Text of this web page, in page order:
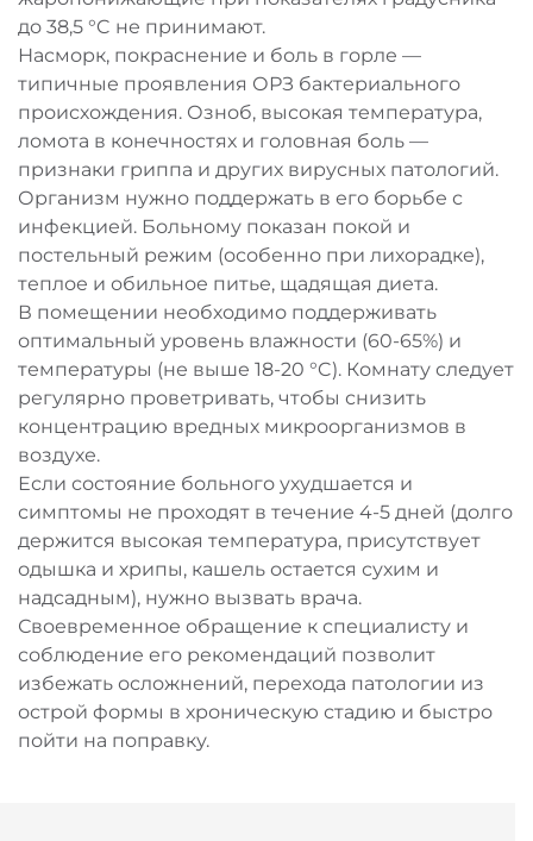
жаропонижающие при показателях градусника
до 38,5 °C не принимают.
Насморк, покраснение и боль в горле —
типичные проявления ОРЗ бактериального
происхождения. Озноб, высокая температура,
ломота в конечностях и головная боль —
признаки гриппа и других вирусных патологий.
Организм нужно поддержать в его борьбе с
инфекцией. Больному показан покой и
постельный режим (особенно при лихорадке),
теплое и обильное питье, щадящая диета.
В помещении необходимо поддерживать
оптимальный уровень влажности (60-65%) и
температуры (не выше 18-20 °C). Комнату следует
регулярно проветривать, чтобы снизить
концентрацию вредных микроорганизмов в
воздухе.
Если состояние больного ухудшается и
симптомы не проходят в течение 4-5 дней (долго
держится высокая температура, присутствует
одышка и хрипы, кашель остается сухим и
надсадным), нужно вызвать врача.
Своевременное обращение к специалисту и
соблюдение его рекомендаций позволит
избежать осложнений, перехода патологии из
острой формы в хроническую стадию и быстро
пойти на поправку.